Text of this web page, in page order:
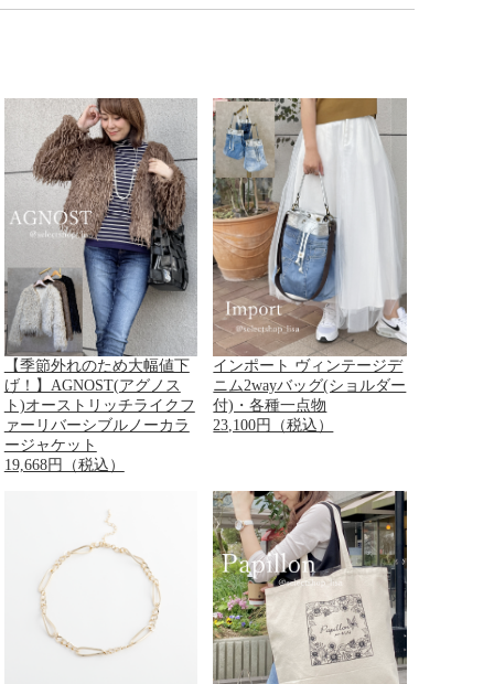
【季節外れのため大幅値下
げ！】AGNOST(アグノス
ト)オーストリッチライクフ
ァーリバーシブルノーカラ
ージャケット
19,668円（税込）
インポート ヴィンテージデ
ニム2wayバッグ(ショルダー
付)・各種一点物
23,100円（税込）